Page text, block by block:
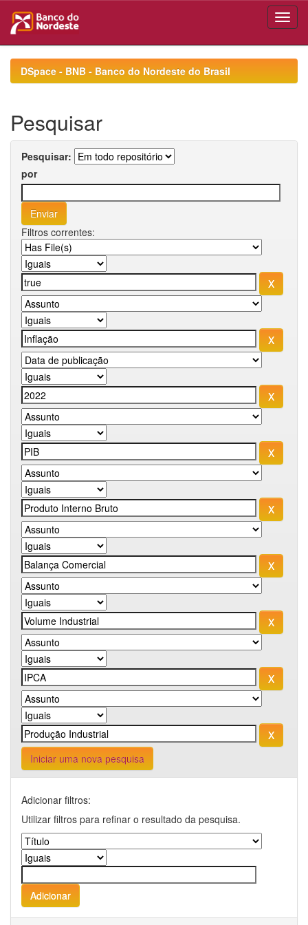
navigationDSpace - BNB - Banco do Nordeste do Brasil
Pesquisar
Pesquisar:
por
Filtros correntes:
Iniciar uma nova pesquisa
Adicionar filtros:
Utilizar filtros para refinar o resultado da pesquisa.